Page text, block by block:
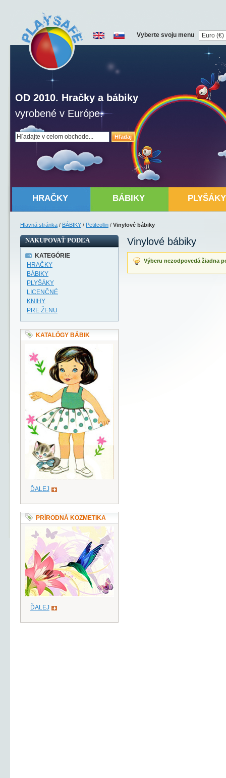
Hľadaj
OD 2010. Hračky a bábiky
vyrobené v Európe.
Vyberte svoju menu
HRAČKY BÁBIKY PLYŠÁKY
Hlavná stránka / BÁBIKY / Petitcollin / Vinylové bábiky
Vinylové bábiky
Výberu nezodpovedá žiadna
NAKUPOVAŤ PODĽA
KATEGÓRIE
HRAČKY
BÁBIKY
PLYŠÁKY
LICENČNÉ
KNIHY
PRE ŽENU
KATALÓGY BÁBIK
ĎALEJ
PRÍRODNÁ KOZMETIKA
ĎALEJ